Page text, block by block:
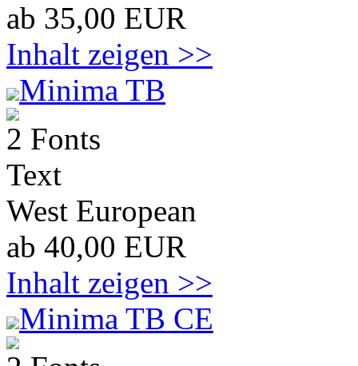
ab 35,00 EUR
Inhalt zeigen >>
Minima TB
2 Fonts
Text
West European
ab 40,00 EUR
Inhalt zeigen >>
Minima TB CE